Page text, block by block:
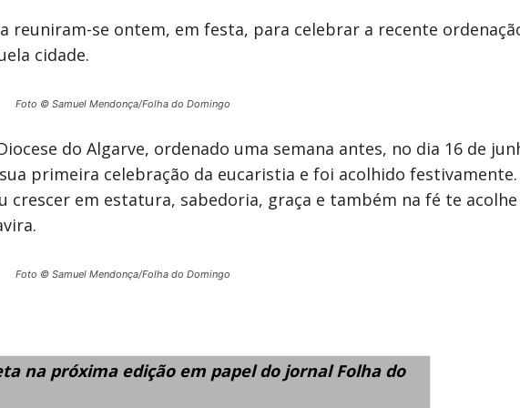
reuniram-se ontem, em festa, para celebrar a recente
cidade.
Foto © Samuel Mendonça/Folha do Domingo
do Algarve, ordenado uma semana antes, no dia 16 de
primeira celebração da eucaristia e foi acolhido festivamente.
crescer em estatura, sabedoria, graça e também na fé te
Foto © Samuel Mendonça/Folha do Domingo
na próxima edição em papel do jornal Folha do